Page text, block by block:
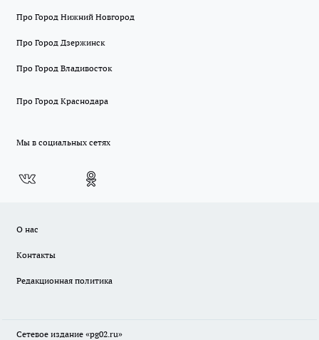
Про Город Нижний Новгород
Про Город Дзержинск
Про Город Владивосток
Про Город Краснодара
Мы в социальных сетях
О нас
Контакты
Редакционная политика
Сетевое издание «pg02.ru»